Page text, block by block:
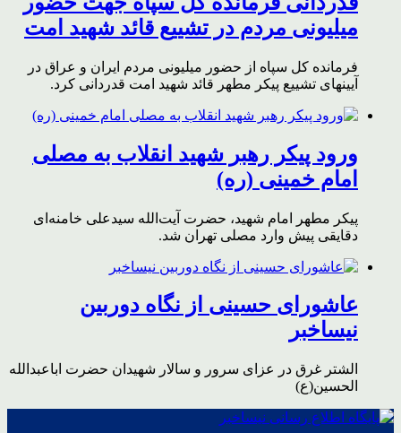
میلیونی مردم در تشییع قائد شهید امت
فرمانده کل سپاه از حضور میلیونی مردم ایران و عراق در
آیینهای تشییع پیکر مطهر قائد شهید امت قدردانی کرد.
ورود پیکر رهبر شهید انقلاب به مصلی
امام خمینی (ره)
پیکر مطهر امام شهید،‌ حضرت آیت‌الله سیدعلی خامنه‌ای
دقایقی پیش وارد مصلی تهران شد.
عاشورای حسینی از نگاه دوربین
نیساخبر
الشتر غرق در عزای سرور و سالار شهیدان حضرت اباعبدالله
الحسین(ع)